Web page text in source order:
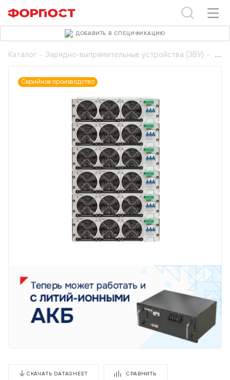
Каталог - Зарядно-выпрямительные устройства (ЗВУ) -
Серийное производство
СКАЧАТЬ DATASHEET СРАВНИТЬ
ДОБАВИТЬ В СПЕЦИФИКАЦИЮ